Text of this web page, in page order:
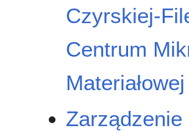
Czyrskiej-
Centrum
Materiałowej